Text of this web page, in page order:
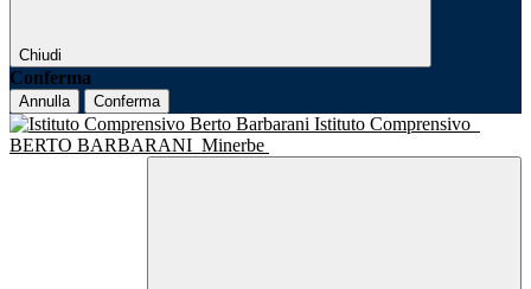
Chiudi
Conferma
Annulla Conferma
Istituto Comprensivo
BERTO BARBARANI Minerbe